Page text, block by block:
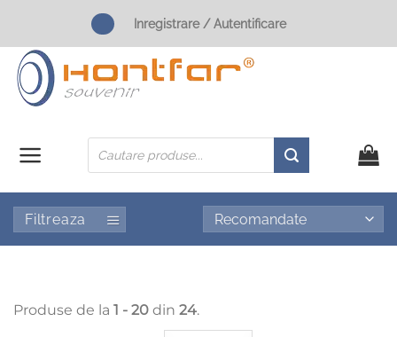
content
Inregistrare / Autentificare
Products
search
Filtreaza
Produse de la 1 - 20 din 24.